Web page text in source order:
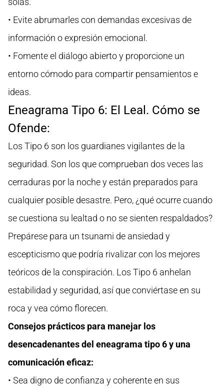
• Evite abrumarles con demandas excesivas de
información o expresión emocional.
• Fomente el diálogo abierto y proporcione un
entorno cómodo para compartir pensamientos e
ideas.
Eneagrama Tipo 6: El Leal. Cómo se
Ofende:
Los Tipo 6 son los guardianes vigilantes de la
seguridad. Son los que comprueban dos veces las
cerraduras por la noche y están preparados para
cualquier posible desastre. Pero, ¿qué ocurre cuando
se cuestiona su lealtad o no se sienten respaldados?
Prepárese para un tsunami de ansiedad y
escepticismo que podría rivalizar con los mejores
teóricos de la conspiración. Los Tipo 6 anhelan
estabilidad y seguridad, así que conviértase en su
roca y vea cómo florecen.
Consejos prácticos para manejar los
desencadenantes del eneagrama tipo 6 y una
comunicación eficaz:
• Sea digno de confianza y coherente en sus